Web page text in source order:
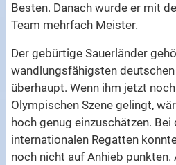
Besten. Danach wurde er mit
Team mehrfach Meister.
Der gebürtige Sauerländer
wandlungsfähigsten
überhaupt. Wenn ihm jetzt
Olympischen Szene gelingt,
hoch genug einzuschätzen. Bei
internationalen Regatten
noch nicht auf Anhieb punkten.